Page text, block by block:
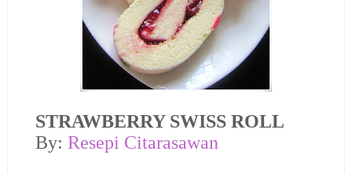
STRAWBERRY SWISS ROLL
By: Resepi Citarasawan